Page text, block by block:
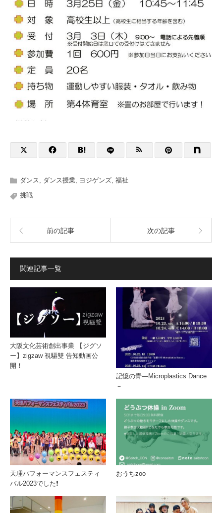
ダンス, ダンス授業, ヨジゲンズ, 福祉
挑戦
前の記事 次の記事
関連記事一覧
大阪文化芸術創出事業 【ジグソ
ー】zigzaw 視驅雙 告知動画公
開！
記憶の青―Microplastics Dance
－
天理パフォーマンスフェスティ
バル2023でした❗️
おうちzoo